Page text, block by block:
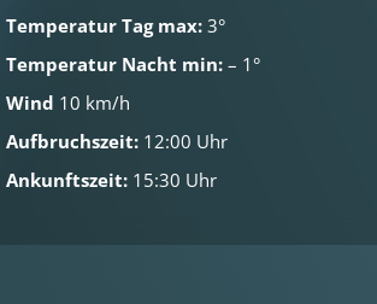
Temperatur Tag max: 3°
Temperatur Nacht min: – 1°
Wind 10 km/h
Aufbruchszeit: 12:00 Uhr
Ankunftszeit: 15:30 Uhr